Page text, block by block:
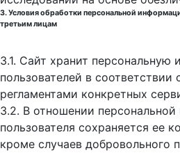
3. Условия обработки персональной
третьим лицам
3.1. Сайт хранит
пользователей в соответствии
регламентами конкретных
3.2. В отношении
пользователя сохраняется ее
кроме случаев добровольного